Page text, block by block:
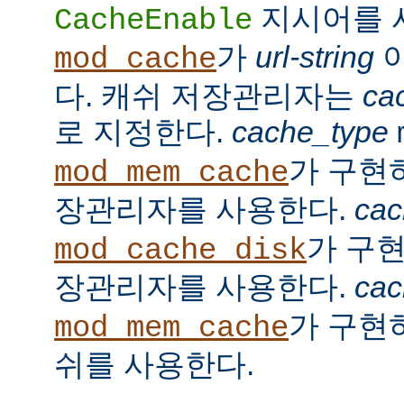
CacheEnable 지시어를
mod_cache가 url-string
다. 캐쉬 저장관리자는
로 지정한다. cache_type
mod_mem_cache가 구현
장관리자를 사용한다.
mod_cache_disk가 구
장관리자를 사용한다.
mod_mem_cache가 구현
쉬를 사용한다.